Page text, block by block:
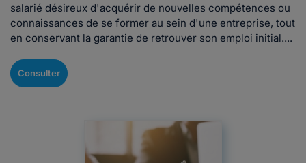
salarié désireux d'acquérir de nouvelles compétences ou
connaissances de se former au sein d'une entreprise, tout
en conservant la garantie de retrouver son emploi initial....
Consulter